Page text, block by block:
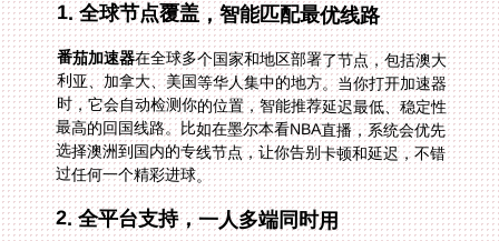
1. 全球节点覆盖，智能匹配最优线路
番茄加速器在全球多个国家和地区部署了节点，包括澳大
利亚、加拿大、美国等华人集中的地方。当你打开加速器
时，它会自动检测你的位置，智能推荐延迟最低、稳定性
最高的回国线路。比如在墨尔本看NBA直播，系统会优先
选择澳洲到国内的专线节点，让你告别卡顿和延迟，不错
过任何一个精彩进球。
2. 全平台支持，一人多端同时用